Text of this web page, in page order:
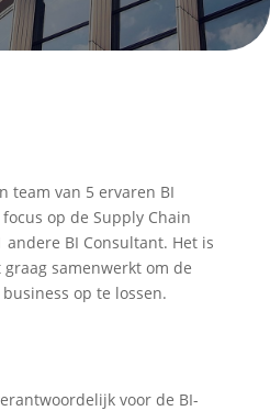
team van 5 ervaren BI
op de Supply Chain
andere BI Consultant. Het is
samenwerkt om de
op te lossen.
voor de BI-